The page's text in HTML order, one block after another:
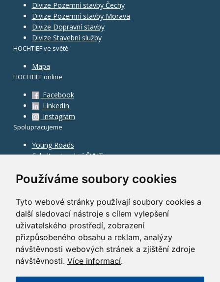
Používáme soubory cookies
Tyto webové stránky používají soubory cookies a
další sledovací nástroje s cílem vylepšení
uživatelského prostředí, zobrazení
přizpůsobeného obsahu a reklam, analýzy
návštěvnosti webových stránek a zjištění zdroje
návštěvnosti. Více informací.
Divize Pozemní stavby Čechy
Divize Pozemní stavby Morava
Divize Dopravní stavby
Divize Stavební služby
HOCHTIEF ve světě
Mapa
HOCHTIEF online
Facebook
LinkedIn
Instagram
Spolupracujeme
Young Roads
Fakulta stavební ČVUT